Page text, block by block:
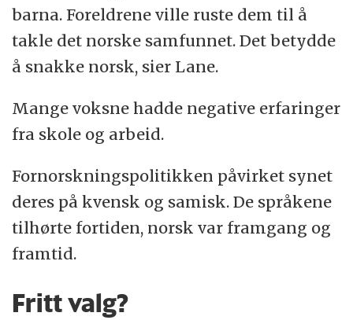
barna. Foreldrene ville ruste dem til å
takle det norske samfunnet. Det betydde
å snakke norsk, sier Lane.
Mange voksne hadde negative erfaringer
fra skole og arbeid.
Fornorskningspolitikken påvirket synet
deres på kvensk og samisk. De språkene
tilhørte fortiden, norsk var framgang og
framtid.
Fritt valg?